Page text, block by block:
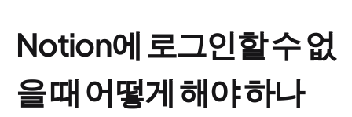
Notion에 로그인할 수 없
을 때 어떻게 해야 하나